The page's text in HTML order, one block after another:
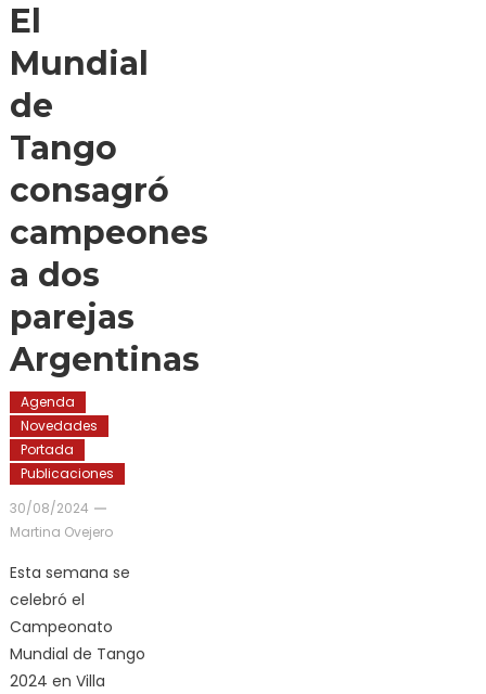
El
Mundial
de
Tango
consagró
campeones
a dos
parejas
Argentinas
Agenda
Novedades
Portada
Publicaciones
30/08/2024
Martina Ovejero
Esta semana se
celebró el
Campeonato
Mundial de Tango
2024 en Villa